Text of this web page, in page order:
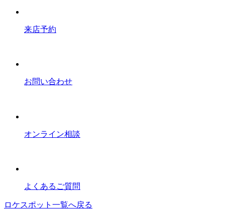
来店予約
お問い合わせ
オンライン相談
よくあるご質問
ロケスポット一覧へ戻る